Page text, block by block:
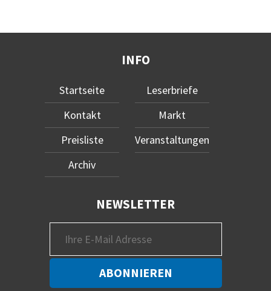
INFO
Startseite
Kontakt
Preisliste
Archiv
Leserbriefe
Markt
Veranstaltungen
NEWSLETTER